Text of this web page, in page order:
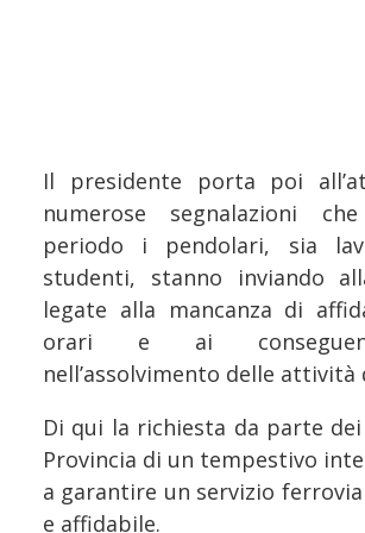
Il presidente porta poi
numerose segnalazioni
periodo i pendolari, sia
studenti, stanno inviando
legate alla mancanza di
orari e ai
nell’assolvimento delle attività
Di qui la richiesta da parte
Provincia di un tempestivo
a garantire un servizio
e affidabile.